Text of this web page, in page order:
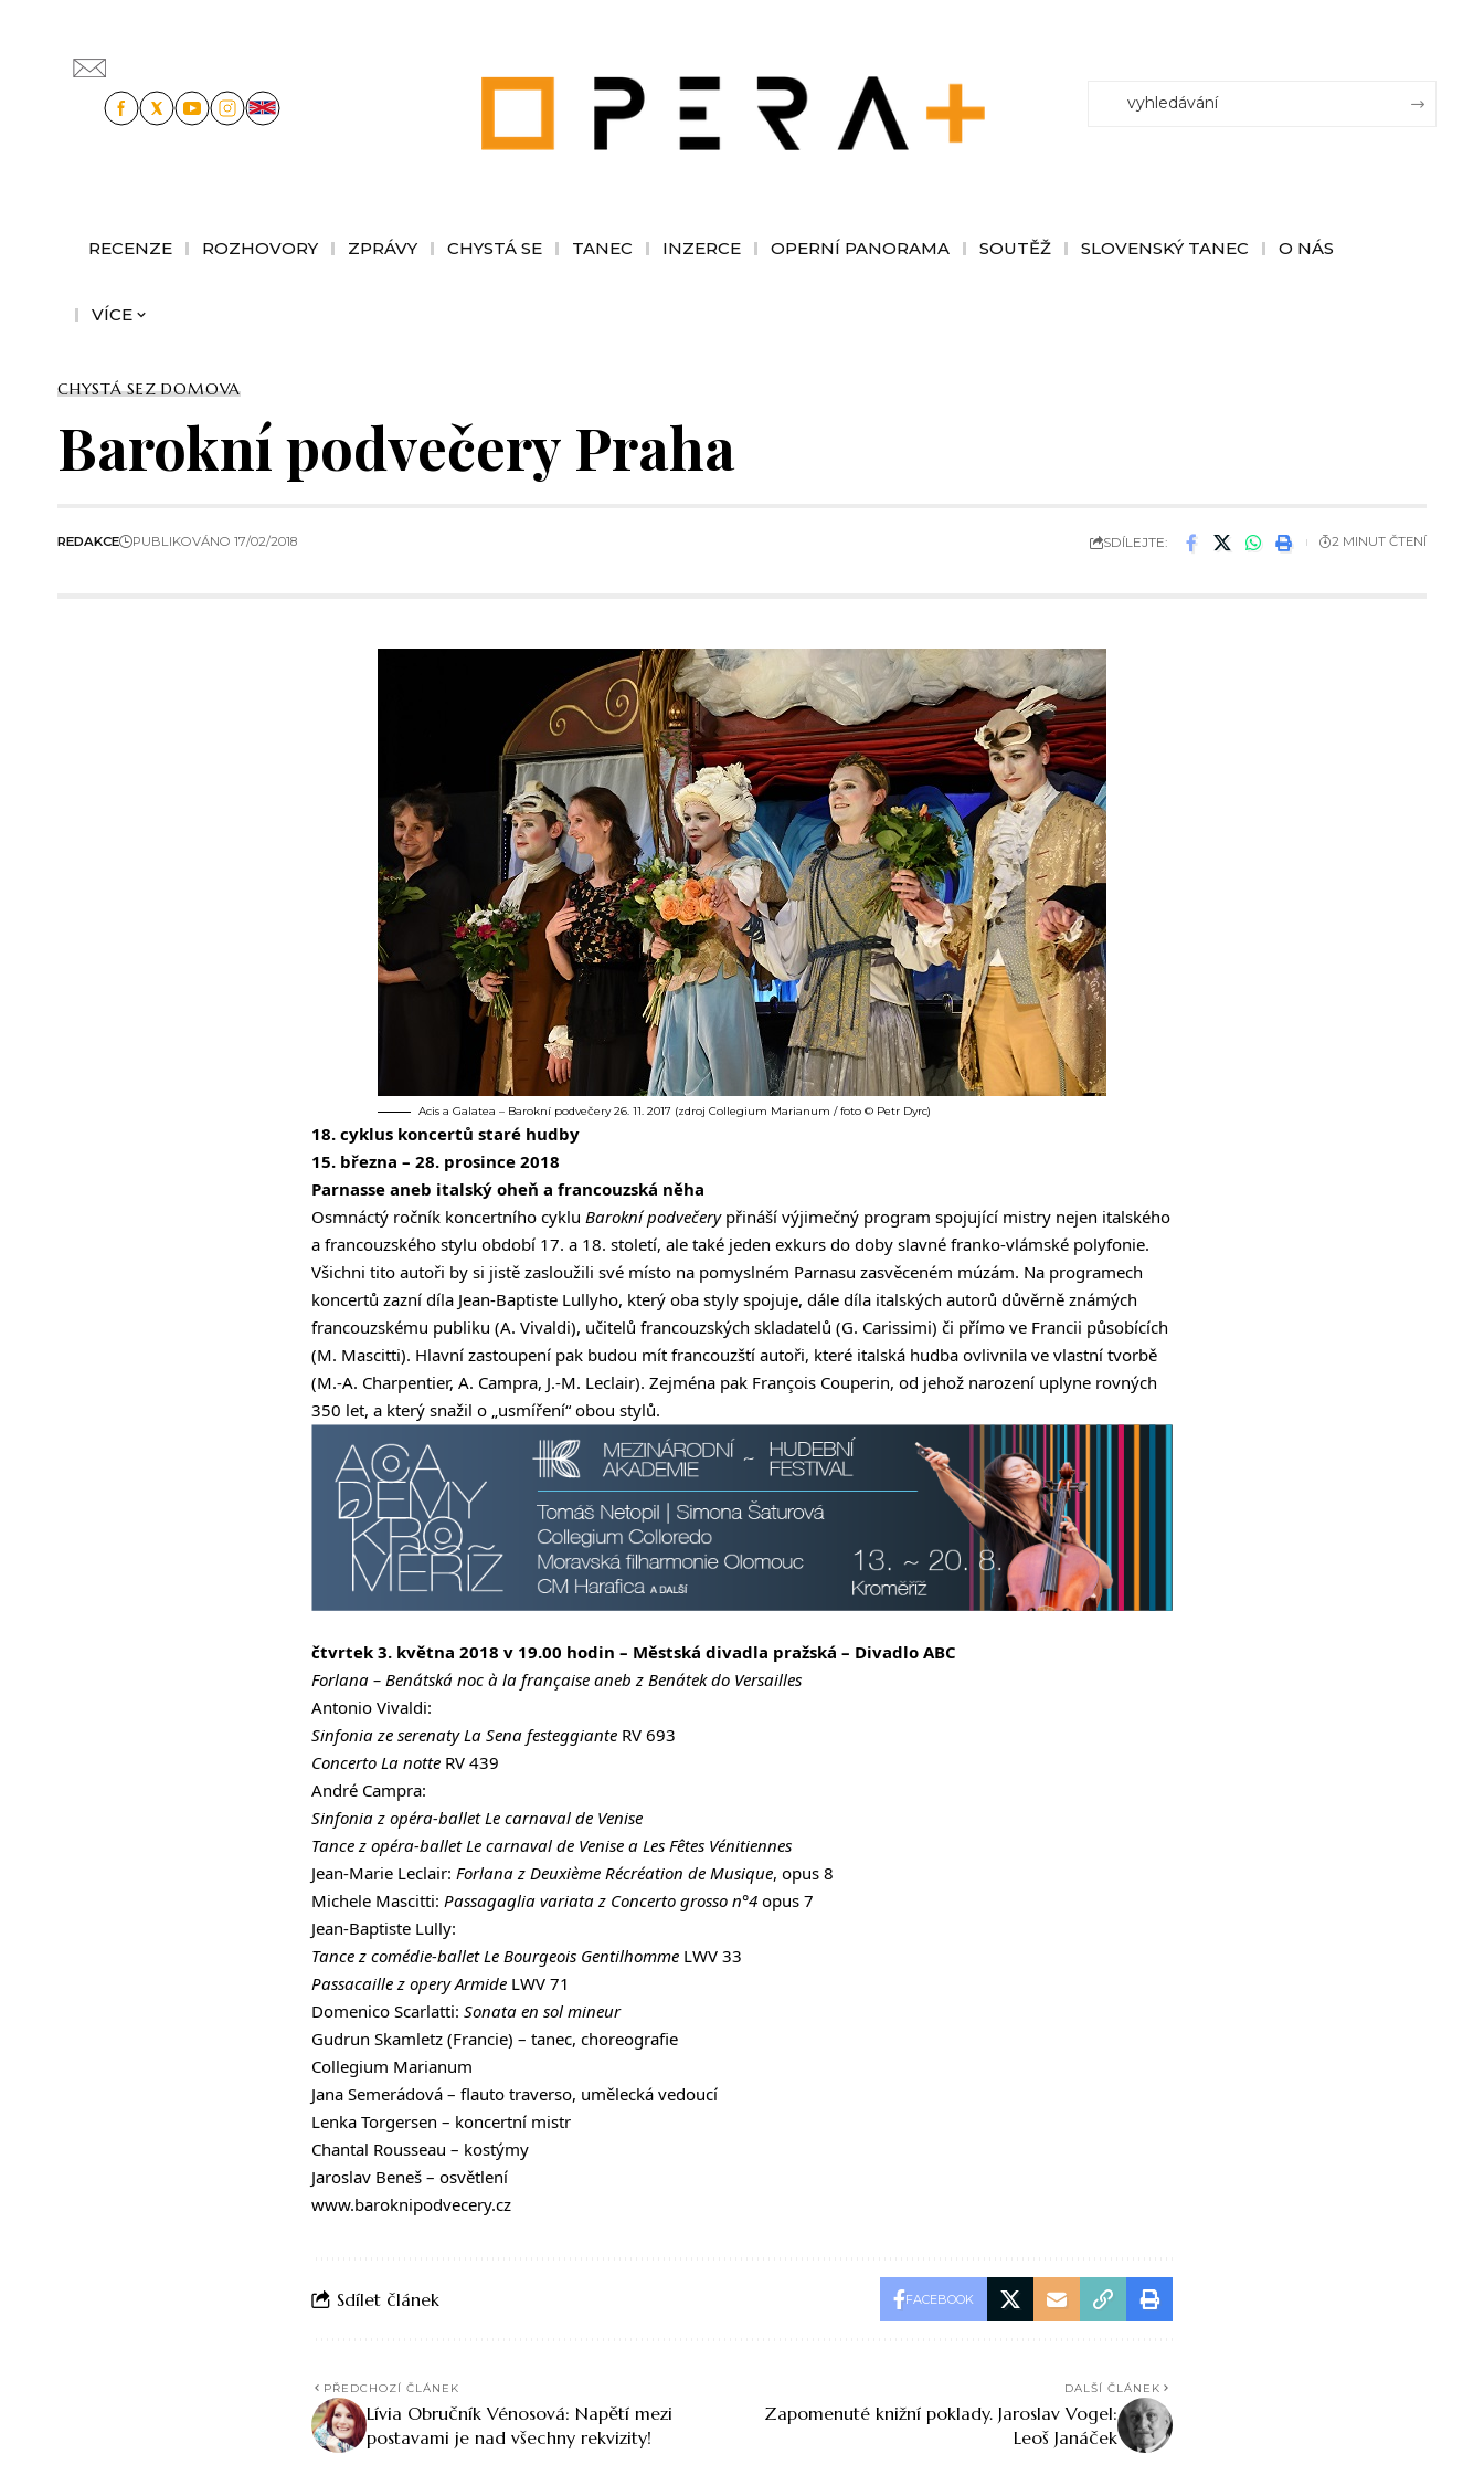
RECENZE ROZHOVORY ZPRÁVY CHYSTÁ SE TANEC INZERCE OPERNÍ PANORAMA SOUTĚŽ SLOVENSKÝ TANEC O NÁS
VÍCE
CHYSTÁ SEZ DOMOVA
Barokní podvečery Praha
REDAKCE PUBLIKOVÁNO 17/02/2018 SDÍLEJTE: 2 MINUT ČTENÍ
Acis a Galatea – Barokní podvečery 26. 11. 2017 (zdroj Collegium Marianum / foto © Petr Dyrc)
18. cyklus koncertů staré hudby
15. března – 28. prosince 2018
Parnasse aneb italský oheň a francouzská něha
Osmnáctý ročník koncertního cyklu Barokní podvečerypřináší výjimečný program spojující mistry nejen italského
a francouzského stylu období 17. a 18. století, ale také jeden exkurs do doby slavné franko-vlámské polyfonie.
Všichni tito autoři by si jistě zasloužili své místo na pomyslném Parnasu zasvěceném múzám. Na programech
koncertů zazní díla Jean-Baptiste Lullyho, který oba styly spojuje, dále díla italských autorů důvěrně známých
francouzskému publiku (A. Vivaldi), učitelů francouzských skladatelů (G. Carissimi) či přímo ve Francii působících
(M. Mascitti). Hlavní zastoupení pak budou mít francouzští autoři, které italská hudba ovlivnila ve vlastní tvorbě
(M.-A. Charpentier, A. Campra, J.-M. Leclair). Zejména pak François Couperin, od jehož narození uplyne rovných
350 let, a který snažil o „usmíření“ obou stylů.
čtvrtek 3. května 2018 v 19.00 hodin – Městská divadla pražská – Divadlo ABC
Forlana – Benátská noc à la française aneb z Benátek do Versailles
Antonio Vivaldi:
Sinfonia ze serenaty La Sena festeggiante RV 693
Concerto La notte RV 439
André Campra:
Sinfonia z opéra-ballet Le carnaval de Venise
Tance z opéra-ballet Le carnaval de Venise a Les Fêtes Vénitiennes
Jean-Marie Leclair: Forlana z Deuxième Récréation de Musique, opus 8
Michele Mascitti: Passagaglia variata z Concerto grosso n°4 opus 7
Jean-Baptiste Lully:
Tance z comédie-ballet Le Bourgeois Gentilhomme LWV 33
Passacaille z opery Armide LWV 71
Domenico Scarlatti: Sonata en sol mineur
Gudrun Skamletz (Francie) – tanec, choreografie
Collegium Marianum
Jana Semerádová – flauto traverso, umělecká vedoucí
Lenka Torgersen – koncertní mistr
Chantal Rousseau – kostýmy
Jaroslav Beneš – osvětlení
www.baroknipodvecery.cz
Sdílet článek FACEBOOK
PŘEDCHOZÍ ČLÁNEK
Lívia Obručník Vénosová: Napětí mezi
postavami je nad všechny rekvizity!
DALŠÍ ČLÁNEK
Zapomenuté knižní poklady. Jaroslav Vogel:
Leoš Janáček